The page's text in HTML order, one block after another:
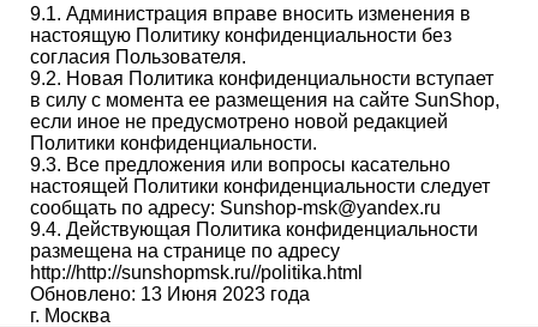
9.1. Администрация вправе вносить изменения в
настоящую Политику конфиденциальности без
согласия Пользователя.
9.2. Новая Политика конфиденциальности вступает
в силу с момента ее размещения на сайте SunShop,
если иное не предусмотрено новой редакцией
Политики конфиденциальности.
9.3. Все предложения или вопросы касательно
настоящей Политики конфиденциальности следует
сообщать по адресу: Sunshop-msk@yandex.ru
9.4. Действующая Политика конфиденциальности
размещена на странице по адресу
http://http://sunshopmsk.ru//politika.html
Обновлено: 13 Июня 2023 года
г. Москва